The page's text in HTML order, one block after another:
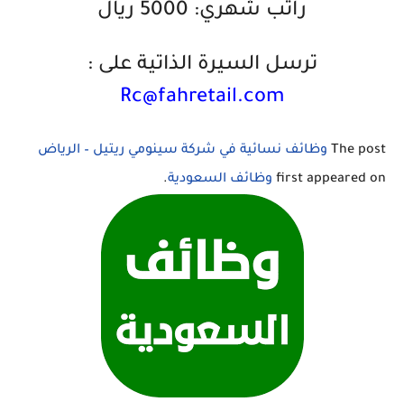
راتب شهري: 5000 ريال
ترسل السيرة الذاتية على :
The post وظائف نسائية في شركة سينومي ريتيل – الرياض
first appeared on وظائف السعودية.